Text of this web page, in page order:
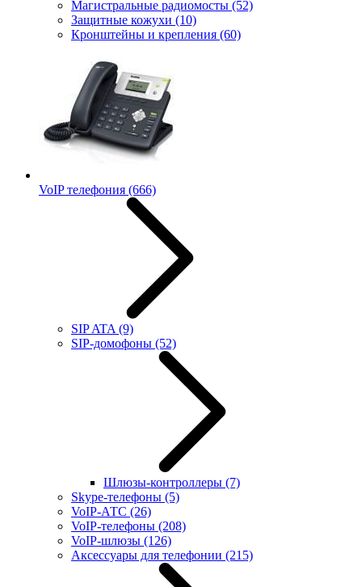
Магистральные радиомосты (52)
Защитные кожухи (10)
Кронштейны и крепления (60)
VoIP телефония (666)
SIP ATA (9)
SIP-домофоны (52)
Шлюзы-контроллеры (7)
Skype-телефоны (5)
VoIP-АТС (26)
VoIP-телефоны (208)
VoIP-шлюзы (126)
Аксессуары для телефонии (215)